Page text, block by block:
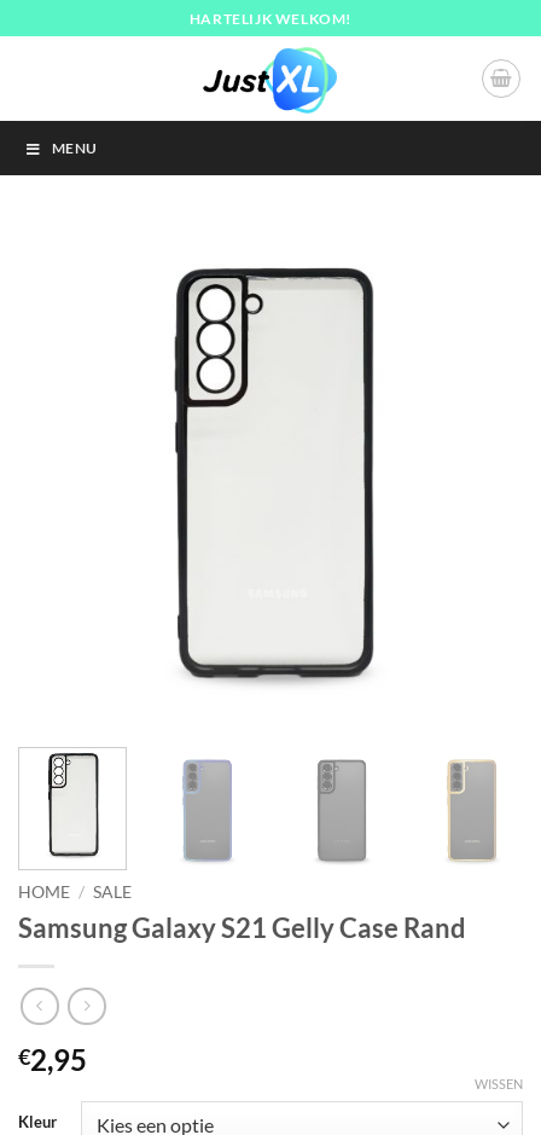
naar
HARTELIJK WELKOM!
MENU
HOME / SALE
Samsung Galaxy S21 Gelly Case Rand
€2,95
Kleur
WISSEN